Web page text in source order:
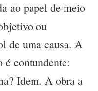
ao papel de meio
ou
de uma causa. A
é contundente:
Idem. A obra a